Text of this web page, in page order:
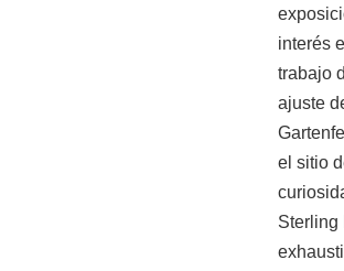
interés
trabajo
ajuste
el sitio
Sterling